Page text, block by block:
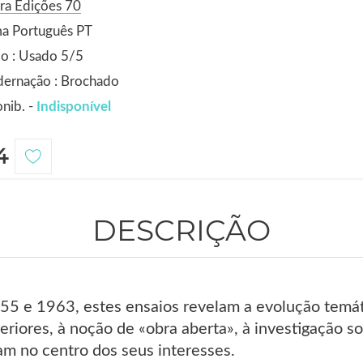
Edições 70
Português PT
: Usado 5/5
: Brochado
- Indisponível
DESCRIÇÃO
e 1963, estes ensaios revelam a evolução
à noção de «obra aberta», à investigação
no centro dos seus interesses.